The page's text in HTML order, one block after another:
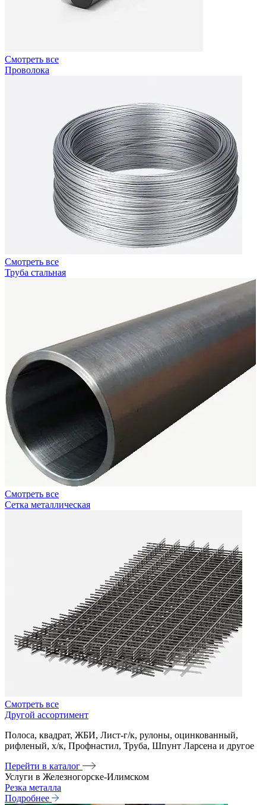
Смотреть все
Проволока
Смотреть все
Труба стальная
Смотреть все
Сетка металлическая
Смотреть все
Другой ассортимент
Полоса, квадрат, ЖБИ, Лист-г/к, рулоны, оцинкованный,
рифленый, х/к, Профнастил, Труба, Шпунт Ларсена и другое
Перейти в каталог
Услуги в Железногорске-Илимском
Резка металла
Подробнее